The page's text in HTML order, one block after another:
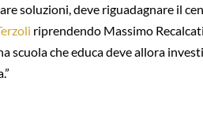
soluzioni, deve riguadagnare il
riprendendo Massimo
scuola che educa deve allora